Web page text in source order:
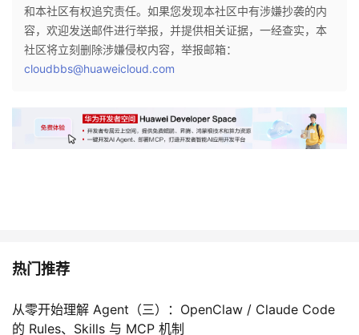
和本社区有权追究责任。如果您发现本社区中有涉嫌抄袭的内
容，欢迎发送邮件进行举报，并提供相关证据，一经查实，本
社区将立刻删除涉嫌侵权内容，举报邮箱：
cloudbbs@huaweicloud.com
热门推荐
从零开始理解 Agent（三）：OpenClaw / Claude Code
的 Rules、Skills 与 MCP 机制